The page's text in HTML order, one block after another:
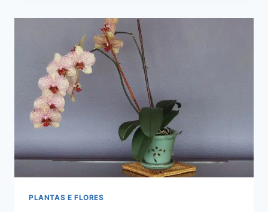
SUCULENTA
EXUBERANTE
PLANTAS E FLORES